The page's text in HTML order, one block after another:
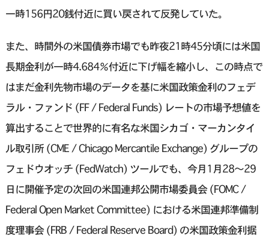
一時156円20銭付近に買い戻されて反発していた。
また、時間外の米国債券市場でも昨夜21時45分頃には米国
長期金利が一時4.684％付近に下げ幅を縮小し、この時点で
はまだ金利先物市場のデータを基に米国政策金利のフェデ
ラル・ファンド (FF / Federal Funds) レートの市場予想値を
算出することで世界的に有名な米国シカゴ・マーカンタイ
ル取引所 (CME / Chicago Mercantile Exchange) グループの
フェドウオッチ (FedWatch) ツールでも、今月1月28〜29
日に開催予定の次回の米国連邦公開市場委員会 (FOMC /
Federal Open Market Committee) における米国連邦準備制
度理事会 (FRB / Federal Reserve Board) の米国政策金利据